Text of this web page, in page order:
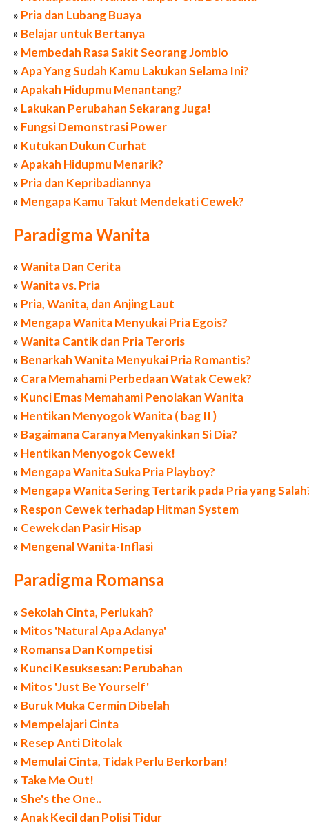
» Pria dan Lubang Buaya
» Belajar untuk Bertanya
» Membedah Rasa Sakit Seorang Jomblo
»Apa Yang Sudah Kamu Lakukan Selama Ini?
»Apakah Hidupmu Menantang?
» Lakukan Perubahan Sekarang Juga!
» Fungsi Demonstrasi Power
» Kutukan Dukun Curhat
»Apakah Hidupmu Menarik?
» Pria dan Kepribadiannya
» Mengapa Kamu Takut Mendekati Cewek?
Paradigma Wanita
»Wanita Dan Cerita
»Wanita vs. Pria
» Pria, Wanita, dan Anjing Laut
» Mengapa Wanita Menyukai Pria Egois?
»Wanita Cantik dan Pria Teroris
» Benarkah Wanita Menyukai Pria Romantis?
» Cara Memahami Perbedaan Watak Cewek?
» Kunci Emas Memahami Penolakan Wanita
» Hentikan Menyogok Wanita ( bag II )
» Bagaimana Caranya Menyakinkan Si Dia?
» Hentikan Menyogok Cewek!
» Mengapa Wanita Suka Pria Playboy?
» Mengapa Wanita Sering Tertarik pada Pria yang
» Respon Cewek terhadap Hitman System
» Cewek dan Pasir Hisap
» Mengenal Wanita-Inflasi
Paradigma Romansa
»Sekolah Cinta, Perlukah?
» Mitos 'Natural Apa Adanya'
» Romansa Dan Kompetisi
» Kunci Kesuksesan: Perubahan
» Mitos 'Just Be Yourself'
» Buruk Muka Cermin Dibelah
» Mempelajari Cinta
» Resep Anti Ditolak
» Memulai Cinta, Tidak Perlu Berkorban!
» Take Me Out!
»She's the One..
»Anak Kecil dan Polisi Tidur